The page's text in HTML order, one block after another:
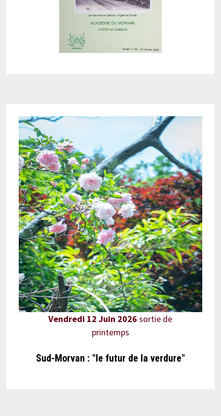
Vendredi 12 Juin 2026 sortie de
printemps
Sud-Morvan : "le futur de la verdure"